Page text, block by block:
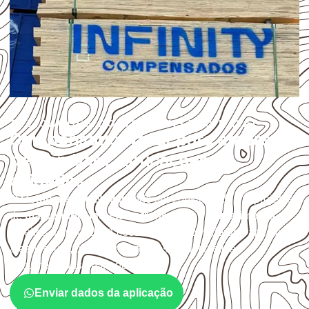
APLICAÇÕES DO COMPENSADO NAVAL
Compensado Naval para empresas
de Cambará: aplicações e
cuidados
OCompensado Navalpode ser considerado em projetos
demarcenaria, indústria, transporte e revestimento
sujeitos à umidade. A escolha deve considerar a aplicação,
a espessura, o acabamento e as características
documentadas do painel.
Enviar dados da aplicação